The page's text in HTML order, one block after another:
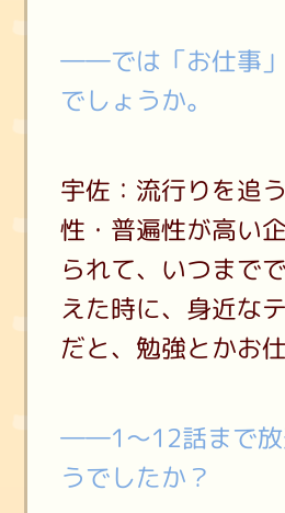
――では「お仕事」
でしょうか。
宇佐：流行りを追
性・普遍性が高い
られて、いつまで
えた時に、身近な
だと、勉強とかお
――1～12話まで放
うでしたか？